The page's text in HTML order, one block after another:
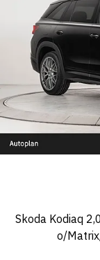
Skoda Kodiaq
o/